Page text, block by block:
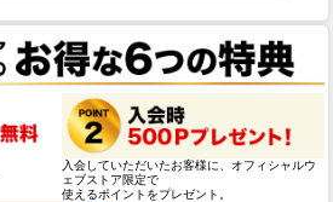
入会していただいたお客様に、オフィシャルウ
ェブストア限定で
使えるポイントをプレゼント。